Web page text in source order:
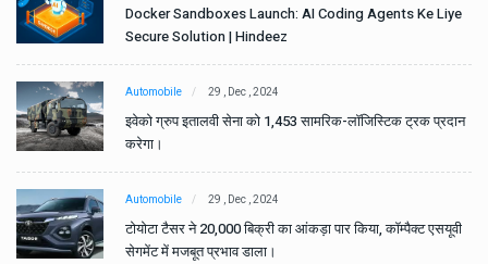
Docker Sandboxes Launch: AI Coding Agents Ke Liye
Secure Solution | Hindeez
Automobile 29 , Dec , 2024
इवेको ग्रुप इतालवी सेना को 1,453 सामरिक-लॉजिस्टिक ट्रक प्रदान
करेगा।
Automobile 29 , Dec , 2024
टोयोटा टैसर ने 20,000 बिक्री का आंकड़ा पार किया, कॉम्पैक्ट एसयूवी
सेगमेंट में मजबूत प्रभाव डाला।